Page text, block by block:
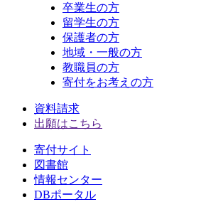
卒業生の方
留学生の方
保護者の方
地域・一般の方
教職員の方
寄付をお考えの方
資料請求
出願はこちら
寄付サイト
図書館
情報センター
DBポータル